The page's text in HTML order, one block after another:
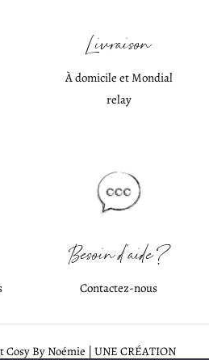
Livraison
À domicile et Mondial
relay
Besoin d'aide ?
Contactez-nous
By Noémie | UNE CRÉATION